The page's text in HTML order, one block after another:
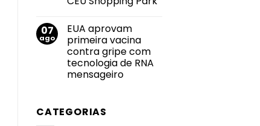
melhor
qualidade
de
vida,
aponta
ranking
em
Documentário
CONTRACENA
foi
exibido
na
UFU,
no
CEU
07
ago
EUA aprovam
primeira vacina
contra gripe com
tecnologia de RNA
mensageiro
EUA
aprovam
CATEGORIAS